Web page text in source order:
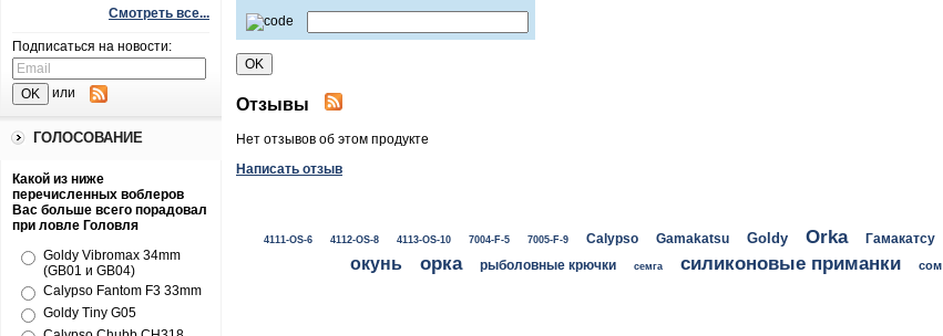
Смотреть все...
Подписаться на новости:
или
ГОЛОСОВАНИЕ
Какой из ниже
перечисленных воблеров
Вас больше всего порадовал
при ловле Головля
Goldy Vibromax 34mm
(GB01 и GB04)
Calypso Fantom F3 33mm
Goldy Tiny G05
Отзывы
Нет отзывов об этом продукте
Написать отзыв
4111-OS-6 4112-OS-8 4113-OS-10 7004-F-5 7005-F-9 Calypso Gamakatsu Goldy Orka Гамакатсу
окунь орка рыболовные крючки семга силиконовые приманки сом